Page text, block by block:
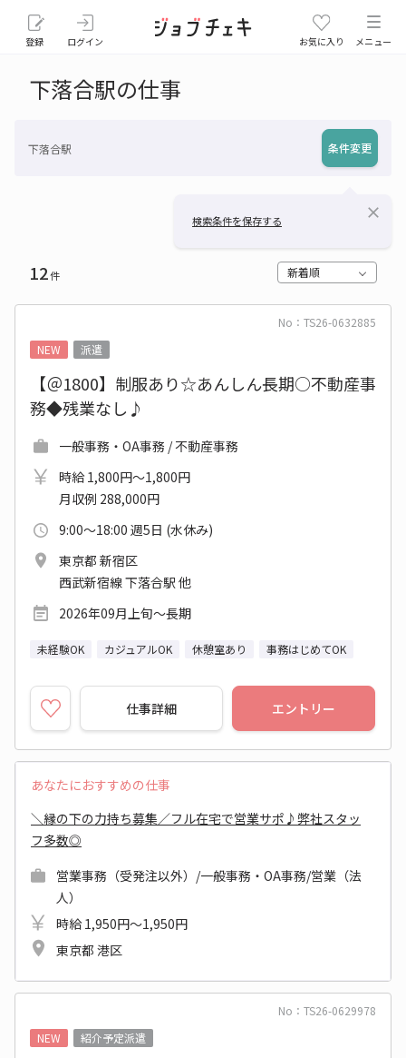
登録 ログイン お気に入り メニュー
下落合駅の仕事
下落合駅 条件変更
検索条件を保存する close
12件 新着順
No：TS26-0632885
NEW
派遣
【＠1800】制服あり☆あんしん長期○不動産事
務◆残業なし♪
一般事務・OA事務 / 不動産事務
時給 1,800円～1,800円
月収例 288,000円
9:00～18:00 週5日 (水休み)
東京都 新宿区
西武新宿線 下落合駅 他
2026年09月上旬～長期
未経験OK カジュアルOK 休憩室あり 事務はじめてOK
仕事詳細 エントリー
あなたにおすすめの仕事
＼縁の下の力持ち募集／フル在宅で営業サポ♪弊社スタッ
フ多数◎
営業事務（受発注以外）/一般事務・OA事務/営業（法
人）
時給 1,950円～1,950円
東京都 港区
No：TS26-0629978
NEW
紹介予定派遣